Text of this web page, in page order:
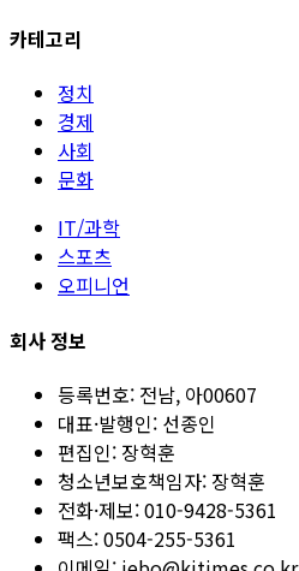
카테고리
정치
경제
사회
문화
IT/과학
스포츠
오피니언
회사 정보
등록번호: 전남, 아00607
대표·발행인: 선종인
편집인: 장혁훈
청소년보호책임자: 장혁훈
전화·제보:010-9428-5361
팩스:0504-255-5361